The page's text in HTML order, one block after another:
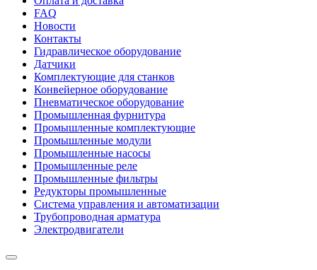
FAQ
Новости
Контакты
Гидравлическое оборудование
Датчики
Комплектующие для станков
Конвейерное оборудование
Пневматическое оборудование
Промышленная фурнитура
Промышленные комплектующие
Промышленные модули
Промышленные насосы
Промышленные реле
Промышленные фильтры
Редукторы промышленные
Система управления и автоматизации
Трубопроводная арматура
Электродвигатели